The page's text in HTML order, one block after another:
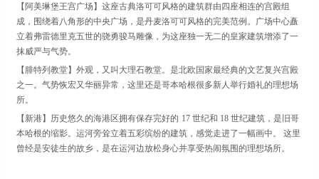
【阿美琳堡王宫广场】这座古典洛可可风格的建筑群由四座相连的宫殿组
成，围绕着八角形的中央广场，是丹麦洛可可风格的完美范例。广场中心矗
立着弗雷德里克五世的骁勇骏马雕像，为这座独一无二的皇家建筑增添了一
抹威严与气势。
【腓特列教堂】外观，又叫大理石教堂。是北欧国家最经典的文艺复兴宫殿
之一。气势恢宏又华丽异常，这里还是哥本哈根很多新人举行婚礼的理想场
所。
【新港】历史悠久的海港区拥有保存完好的 17 世纪和 18 世纪建筑，是旧哥
本哈根的缩影。运河旁耸立着五彩缤纷的建筑，感觉走进了一幅画中。 这里
曾经是安徒生的故乡，是在运河边放松身心并享受热闹氛围的理想场所。